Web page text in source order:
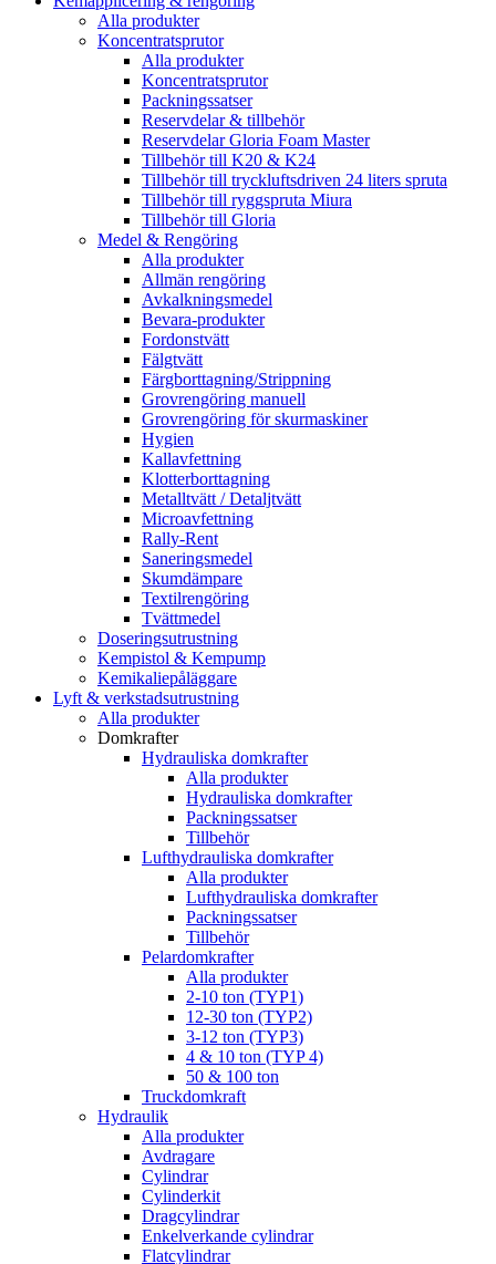
Alla produkter
Koncentratsprutor
Alla produkter
Koncentratsprutor
Packningssatser
Reservdelar & tillbehör
Reservdelar Gloria Foam Master
Tillbehör till K20 & K24
Tillbehör till tryckluftsdriven 24 liters spruta
Tillbehör till ryggspruta Miura
Tillbehör till Gloria
Medel & Rengöring
Alla produkter
Allmän rengöring
Avkalkningsmedel
Bevara-produkter
Fordonstvätt
Fälgtvätt
Färgborttagning/Strippning
Grovrengöring manuell
Grovrengöring för skurmaskiner
Hygien
Kallavfettning
Klotterborttagning
Metalltvätt / Detaljtvätt
Microavfettning
Rally-Rent
Saneringsmedel
Skumdämpare
Textilrengöring
Tvättmedel
Doseringsutrustning
Kempistol & Kempump
Kemikaliepåläggare
Lyft & verkstadsutrustning
Alla produkter
Domkrafter
Hydrauliska domkrafter
Alla produkter
Hydrauliska domkrafter
Packningssatser
Tillbehör
Lufthydrauliska domkrafter
Alla produkter
Lufthydrauliska domkrafter
Packningssatser
Tillbehör
Pelardomkrafter
Alla produkter
2-10 ton (TYP1)
12-30 ton (TYP2)
3-12 ton (TYP3)
4 & 10 ton (TYP 4)
50 & 100 ton
Truckdomkraft
Hydraulik
Alla produkter
Avdragare
Cylindrar
Cylinderkit
Dragcylindrar
Enkelverkande cylindrar
Flatcylindrar